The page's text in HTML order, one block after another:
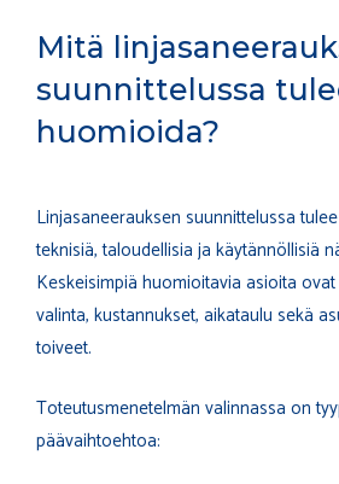
Mitä
suunnittelussa
huomioida?
Linjasaneerauksen suunnittelussa
teknisiä, taloudellisia ja käytännöllisiä
Keskeisimpiä huomioitavia asioita
valinta, kustannukset, aikataulu sekä
toiveet.
Toteutusmenetelmän valinnassa on
päävaihtoehtoa: